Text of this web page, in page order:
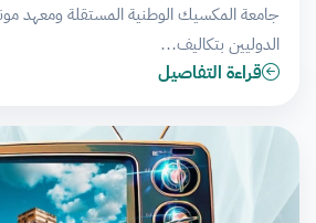
جامعة المكسيك الوطنية المستقلة ومعهد
الدوليين بتكاليف…
قراءة التفاصيل